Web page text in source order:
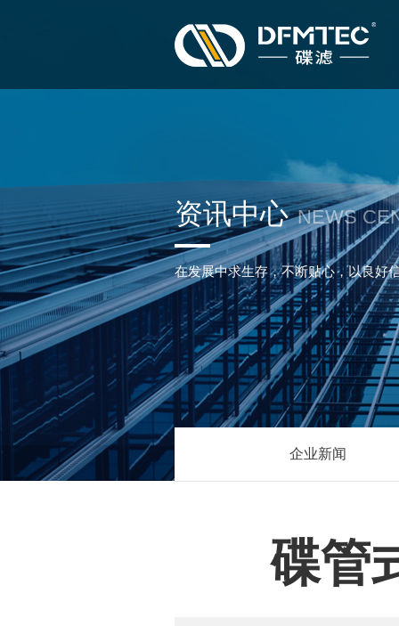
资讯中心 NEWS
在发展中求生存，不断贴心，以良好
企业新闻
碟管